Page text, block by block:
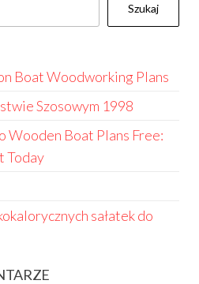
Szukaj
Boat Woodworking Plans
Szosowym 1998
Wooden Boat Plans Free:
Today
sałatek do